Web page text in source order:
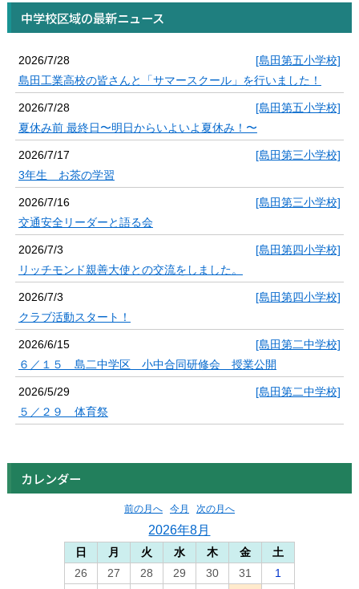
中学校区域の最新ニュース
2026/7/28
[島田第五小学校]
島田工業高校の皆さんと「サマースクール」を行いました！
2026/7/28
[島田第五小学校]
夏休み前 最終日〜明日からいよいよ夏休み！〜
2026/7/17
[島田第三小学校]
3年生 お茶の学習
2026/7/16
[島田第三小学校]
交通安全リーダーと語る会
2026/7/3
[島田第四小学校]
リッチモンド親善大使との交流をしました。
2026/7/3
[島田第四小学校]
クラブ活動スタート！
2026/6/15
[島田第二中学校]
６／１５ 島二中学区 小中合同研修会 授業公開
2026/5/29
[島田第二中学校]
５／２９ 体育祭
カレンダー
前の月へ 今月 次の月へ
2026年8月
日 月 火 水 木 金
土
26
27 28 29 30 31
1